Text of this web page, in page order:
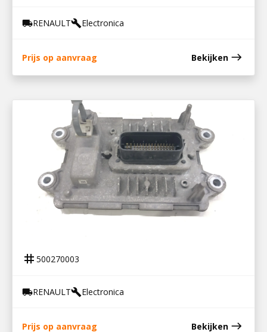
local_shippingRENAULTbuildElectronica
Prijs op aanvraag Bekijken east
tag 500270003
local_shippingRENAULTbuildElectronica
Prijs op aanvraag Bekijken east